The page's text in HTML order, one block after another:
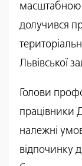
масштабною
долучився
Львівської
Голови
працівники
належні
відпочинку